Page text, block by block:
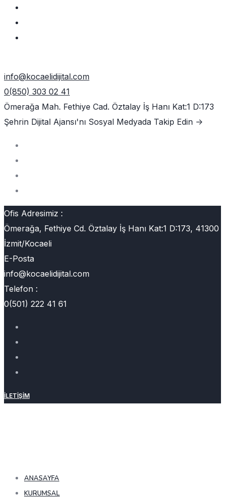
info@kocaelidijital.com
0(850) 303 02 41
Ömerağa Mah. Fethiye Cad. Öztalay İş Hanı Kat:1 D:173
Şehrin Dijital Ajansı'nı Sosyal Medyada Takip Edin ->
Ofis Adresimiz :
Ömerağa, Fethiye Cd. Öztalay İş Hanı Kat:1 D:173, 41300
İzmit/Kocaeli
E-Posta
info@kocaelidijital.com
Telefon :
0(501) 222 41 61
İLETIŞIM
ANASAYFA
KURUMSAL